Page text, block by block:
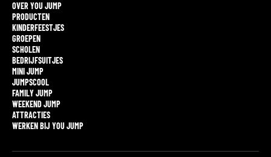
OVER YOU JUMP
PRODUCTEN
KINDERFEESTJES
GROEPEN
SCHOLEN
BEDRIJFSUITJES
MINI JUMP
JUMPSCOOL
FAMILY JUMP
WEEKEND JUMP
ATTRACTIES
WERKEN BIJ YOU JUMP